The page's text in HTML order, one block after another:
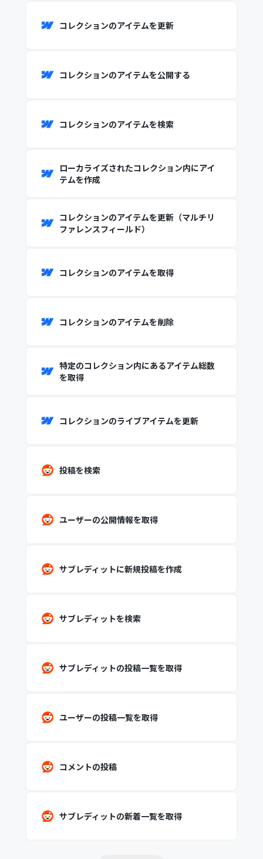
コレクションのアイテムを更新
コレクションのアイテムを公開する
コレクションのアイテムを検索
ローカライズされたコレクション内にアイ
テムを作成
コレクションのアイテムを更新（マルチリ
ファレンスフィールド）
コレクションのアイテムを取得
コレクションのアイテムを削除
特定のコレクション内にあるアイテム総数
を取得
コレクションのライブアイテムを更新
投稿を検索
ユーザーの公開情報を取得
サブレディットに新規投稿を作成
サブレディットを検索
サブレディットの投稿一覧を取得
ユーザーの投稿一覧を取得
コメントの投稿
サブレディットの新着一覧を取得